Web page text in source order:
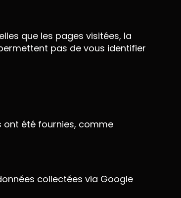
que les pages visitées, la
pas de vous identifier
ont été fournies, comme
collectées via Google